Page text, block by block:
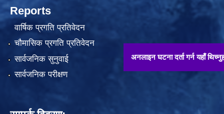
अनलाइन घटना दर्ता गर्न यहाँ थिच्नुहोस् !!
Reports
वार्षिक प्रगति प्रतिवेदन
चौमासिक प्रगति प्रतिवेदन
सार्वजनिक सुनुवाई
सार्वजनिक परीक्षण